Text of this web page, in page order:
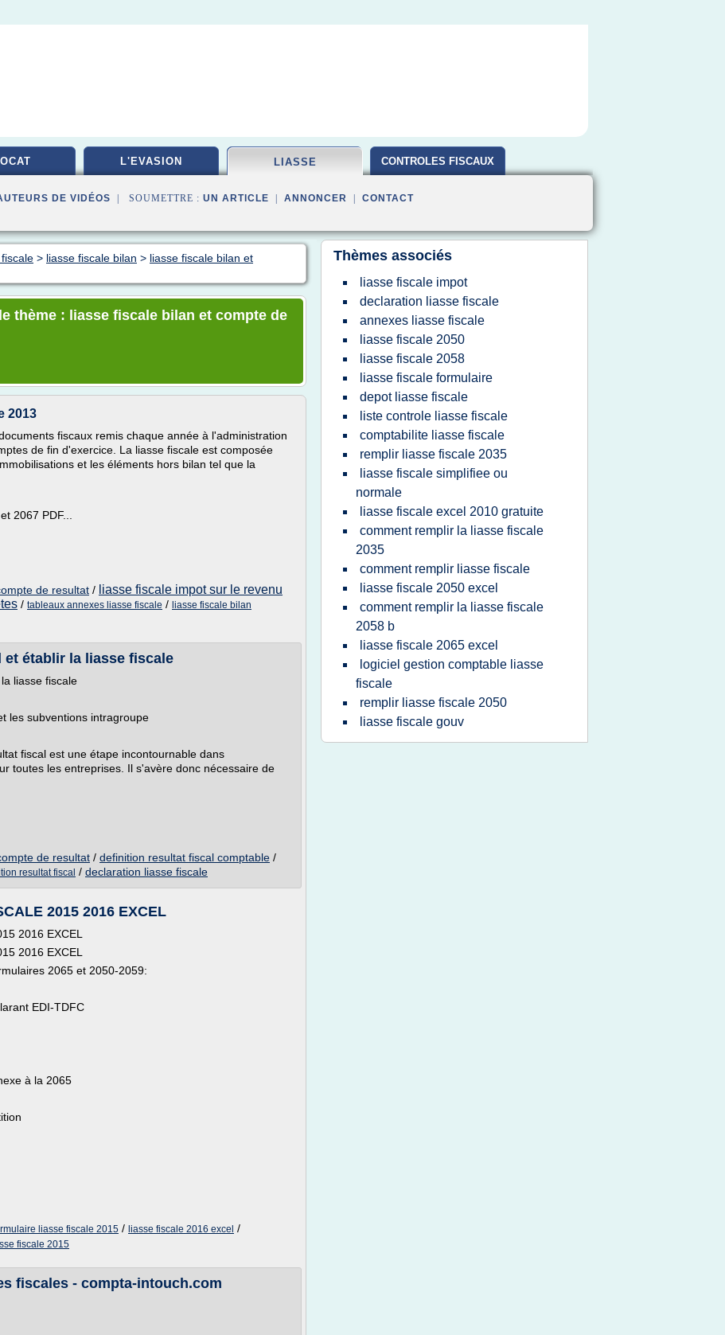
L'EVASION LIASSE CONTROLES FISCAUX
DE VIDÉOS | SOUMETTRE : UN ARTICLE ANNONCER CONTACT
> liasse fiscale bilan > liasse fiscale bilan et
thème : liasse fiscale bilan et compte de
2013
fiscaux remis chaque année à l'administration
de fin d'exercice. La liasse fiscale est composée
et les éléments hors bilan tel que la
2067 PDF...
de resultat / liasse fiscale impot sur le revenu
/ tableaux annexes liasse fiscale / liasse fiscale bilan
établir la liasse fiscale
liasse fiscale
les subventions intragroupe
fiscal est une étape incontournable dans
toutes les entreprises. Il s'avère donc nécessaire de
de resultat / definition resultat fiscal comptable /
resultat fiscal / declaration liasse fiscale
2015 2016 EXCEL
2016 EXCEL
2016 EXCEL
2065 et 2050-2059:
EDI-TDFC
à la 2065
liasse fiscale 2015 / liasse fiscale 2016 excel /
fiscale 2015
fiscales - compta-intouch.com
Thèmes associés
liasse fiscale impot
declaration liasse fiscale
annexes liasse fiscale
liasse fiscale 2050
liasse fiscale 2058
liasse fiscale formulaire
depot liasse fiscale
liste controle liasse fiscale
comptabilite liasse fiscale
remplir liasse fiscale 2035
liasse fiscale simplifiee ou
normale
liasse fiscale excel 2010 gratuite
comment remplir la liasse fiscale
2035
comment remplir liasse fiscale
liasse fiscale 2050 excel
comment remplir la liasse fiscale
2058 b
liasse fiscale 2065 excel
logiciel gestion comptable liasse
fiscale
remplir liasse fiscale 2050
liasse fiscale gouv